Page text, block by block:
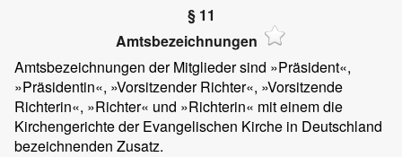
§ 11
Amtsbezeichnungen
Amtsbezeichnungen der Mitglieder sind »Präsident«,
»Präsidentin«, »Vorsitzender Richter«, »Vorsitzende
Richterin«, »Richter« und »Richterin« mit einem die
Kirchengerichte der Evangelischen Kirche in Deutschland
bezeichnenden Zusatz.